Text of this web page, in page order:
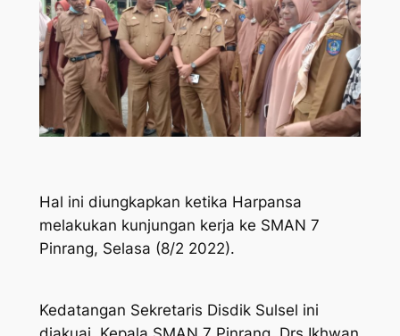
Hal ini diungkapkan ketika Harpansa
melakukan kunjungan kerja ke SMAN 7
Pinrang, Selasa (8/2 2022).
Kedatangan Sekretaris Disdik Sulsel ini